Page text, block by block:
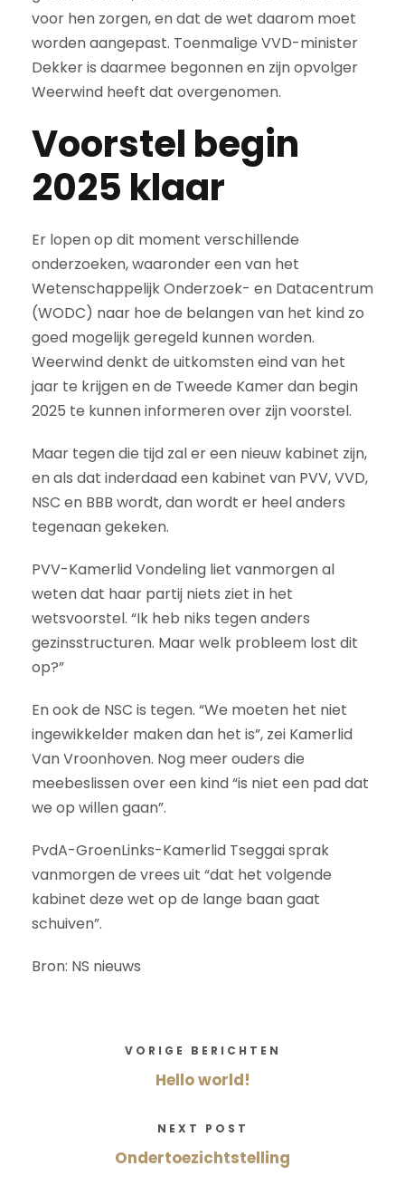
voor hen zorgen, en dat de wet daarom moet
worden aangepast. Toenmalige VVD-minister
Dekker is daarmee begonnen en zijn opvolger
Weerwind heeft dat overgenomen.
Voorstel begin
2025 klaar
Er lopen op dit moment verschillende
onderzoeken, waaronder een van het
Wetenschappelijk Onderzoek- en Datacentrum
(WODC) naar hoe de belangen van het kind zo
goed mogelijk geregeld kunnen worden.
Weerwind denkt de uitkomsten eind van het
jaar te krijgen en de Tweede Kamer dan begin
2025 te kunnen informeren over zijn voorstel.
Maar tegen die tijd zal er een nieuw kabinet zijn,
en als dat inderdaad een kabinet van PVV, VVD,
NSC en BBB wordt, dan wordt er heel anders
tegenaan gekeken.
PVV-Kamerlid Vondeling liet vanmorgen al
weten dat haar partij niets ziet in het
wetsvoorstel. “Ik heb niks tegen anders
gezinsstructuren. Maar welk probleem lost dit
op?”
En ook de NSC is tegen. “We moeten het niet
ingewikkelder maken dan het is”, zei Kamerlid
Van Vroonhoven. Nog meer ouders die
meebeslissen over een kind “is niet een pad dat
we op willen gaan”.
PvdA-GroenLinks-Kamerlid Tseggai sprak
vanmorgen de vrees uit “dat het volgende
kabinet deze wet op de lange baan gaat
schuiven”.
Bron: NS nieuws
VORIGE BERICHTEN
Hello world!
NEXT POST
Ondertoezichtstelling